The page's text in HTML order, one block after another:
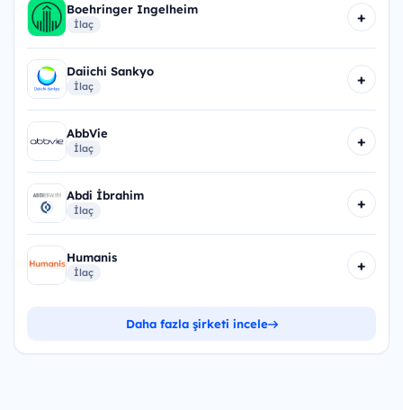
Boehringer Ingelheim
İlaç +
Daiichi Sankyo
İlaç +
AbbVie
İlaç +
Abdi İbrahim
İlaç +
Humanis
İlaç +
Daha fazla şirketi incele